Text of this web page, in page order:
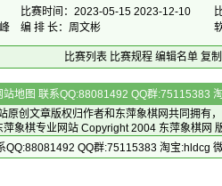
比赛时间：2023-05-15 2023-12-10
编 排 长：周文彬
比赛列表 比赛规程 编辑名单 复
站地图 联系QQ:88081492 QQ群:75115383
原创文章版权归作者和 东萍象棋网共同拥有
萍象棋专业网站 Copyright 2004 东萍象棋网
QQ:88081492 QQ群:75115383 淘宝:hldcg